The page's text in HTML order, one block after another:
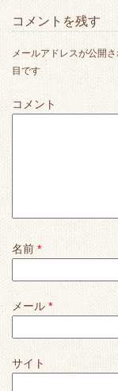
コメントを残す
メールアドレスが公開
目です
コメント
名前 *
メール *
サイト